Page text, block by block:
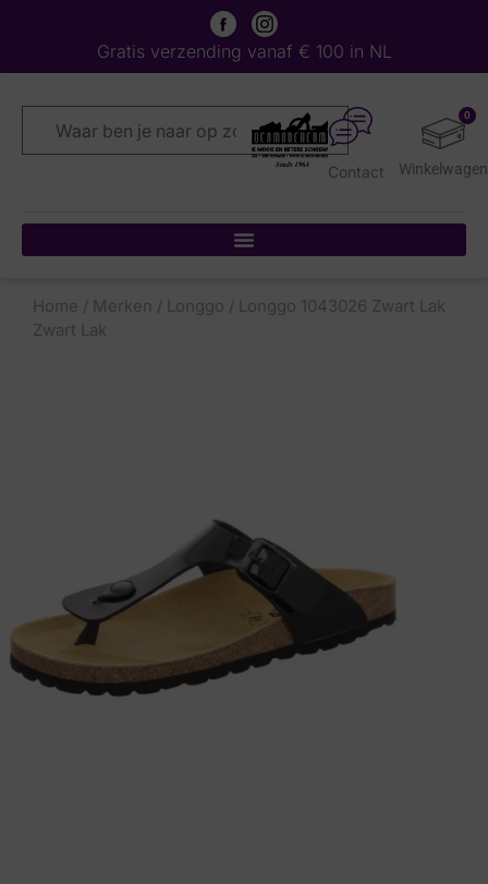
Gratis verzending vanaf € 100 in NL
0
Contact
Home / Merken / Longgo / Longgo 1043026 Zwart Lak
Zwart Lak